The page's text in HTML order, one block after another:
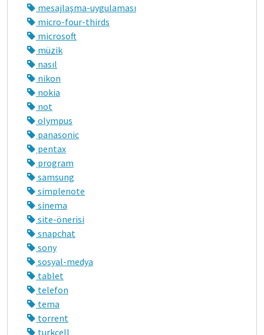
mesajlaşma-uygulaması
micro-four-thirds
microsoft
müzik
nasıl
nikon
nokia
not
olympus
panasonic
pentax
program
samsung
simplenote
sinema
site-önerisi
snapchat
sony
sosyal-medya
tablet
telefon
tema
torrent
turkcell